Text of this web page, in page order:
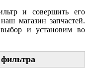
и совершить его
магазин запчастей.
и установим во